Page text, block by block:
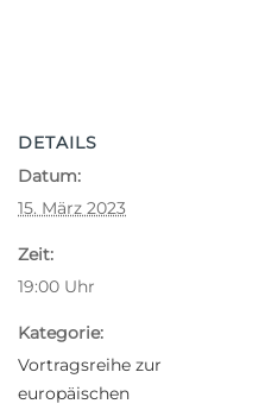
DETAILS
Datum:
15. März 2023
Zeit:
19:00 Uhr
Kategorie:
Vortragsreihe zur
europäischen